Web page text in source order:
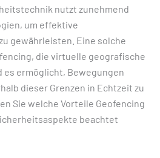
nutzt zunehmend
um effektive
gewährleisten. Eine solche
die virtuelle geografische
es ermöglicht, Bewegungen
dieser Grenzen in Echtzeit zu
Sie welche Vorteile Geofencing
beachtet